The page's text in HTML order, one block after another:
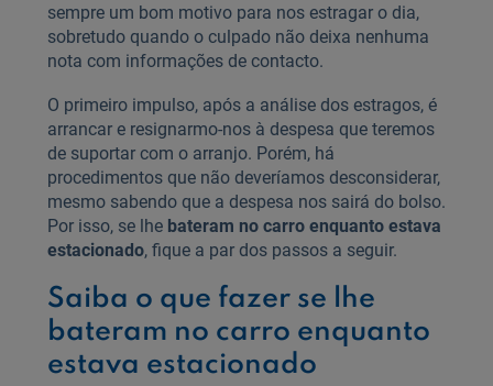
sempre um bom motivo para nos estragar o dia,
sobretudo quando o culpado não deixa nenhuma
nota com informações de contacto.
O primeiro impulso, após a análise dos estragos, é
arrancar e resignarmo-nos à despesa que teremos
de suportar com o arranjo. Porém, há
procedimentos que não deveríamos desconsiderar,
mesmo sabendo que a despesa nos sairá do bolso.
Por isso, se lhe bateram no carro enquanto estava
estacionado, fique a par dos passos a seguir.
Saiba o que fazer se lhe
bateram no carro enquanto
estava estacionado